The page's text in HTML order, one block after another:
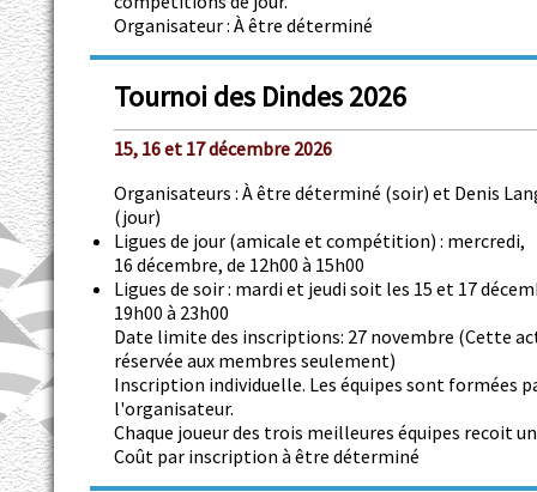
Organisateur : À être déterminé
Tournoi des Dindes 2026
15, 16 et 17 décembre 2026
Organisateurs : À être déterminé (soir) et Denis
(jour)
Ligues de jour (amicale et compétition) : mercredi,
16 décembre, de 12h00 à 15h00
Ligues de soir : mardi et jeudi soit les 15 et 17
19h00 à 23h00
Date limite des inscriptions: 27 novembre (Cette
réservée aux membres seulement)
Inscription individuelle. Les équipes sont formées
l'organisateur.
Chaque joueur des trois meilleures équipes recoit
Coût par inscription à être déterminé